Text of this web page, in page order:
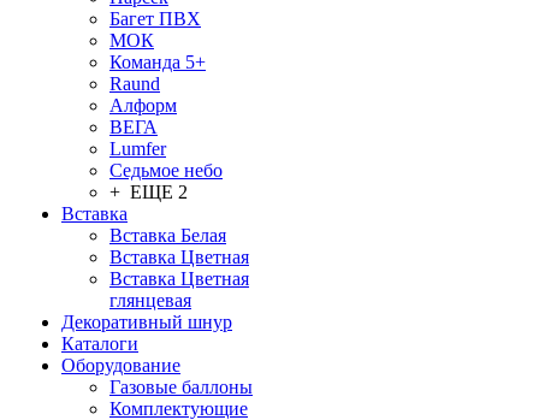
Багет ПВХ
МОК
Команда 5+
Raund
Алформ
ВЕГА
Lumfer
Седьмое небо
+ ЕЩЕ 2
Вставка
Вставка Белая
Вставка Цветная
Вставка Цветная
глянцевая
Декоративный шнур
Каталоги
Оборудование
Газовые баллоны
Комплектующие